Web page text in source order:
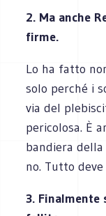
2. Ma anche
firme.
Lo ha fatto
solo perché i
via del
pericolosa. È
bandiera
no. Tutto
3. Finalmente